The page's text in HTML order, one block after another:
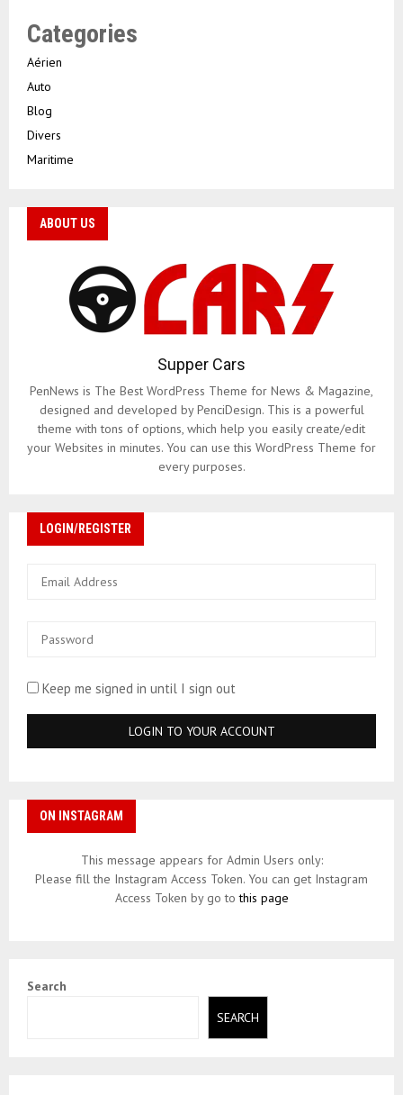
Categories
Aérien
Auto
Blog
Divers
Maritime
ABOUT US
Supper Cars
PenNews is The Best WordPress Theme for News & Magazine,
designed and developed by PenciDesign. This is a powerful
theme with tons of options, which help you easily create/edit
your Websites in minutes. You can use this WordPress Theme for
every purposes.
LOGIN/REGISTER
Keep me signed in until I sign out
ON INSTAGRAM
This message appears for Admin Users only:
Please fill the Instagram Access Token. You can get Instagram
Access Token by go tothis page
Search
SEARCH